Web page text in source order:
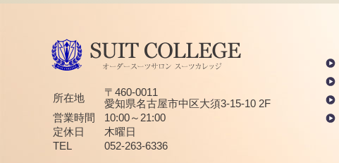
所在地
〒460-0011
愛知県名古屋市中区大須3-15-10 2F
営業時間
10:00～21:00
定休日
木曜日
TEL
052-263-6336